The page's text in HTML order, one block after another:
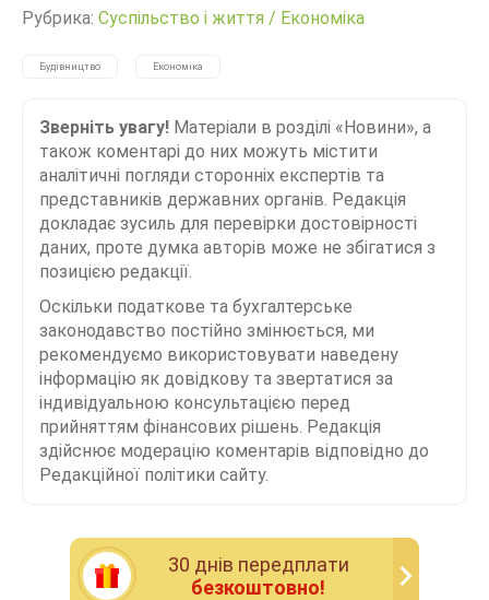
Рубрика: Суспільство і життя / Економіка
Будівництво Економіка
Зверніть увагу! Матеріали в розділі «Новини», а
також коментарі до них можуть містити
аналітичні погляди сторонніх експертів та
представників державних органів. Редакція
докладає зусиль для перевірки достовірності
даних, проте думка авторів може не збігатися з
позицією редакції.
Оскільки податкове та бухгалтерське
законодавство постійно змінюється, ми
рекомендуємо використовувати наведену
інформацію як довідкову та звертатися за
індивідуальною консультацією перед
прийняттям фінансових рішень. Редакція
здійснює модерацію коментарів відповідно до
Редакційної політики сайту.
30 днiв передплати
безкоштовно!